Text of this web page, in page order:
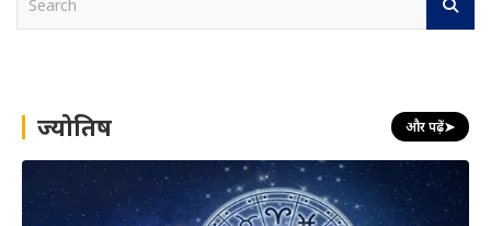
h ज्योतिष और पढ़ें➤